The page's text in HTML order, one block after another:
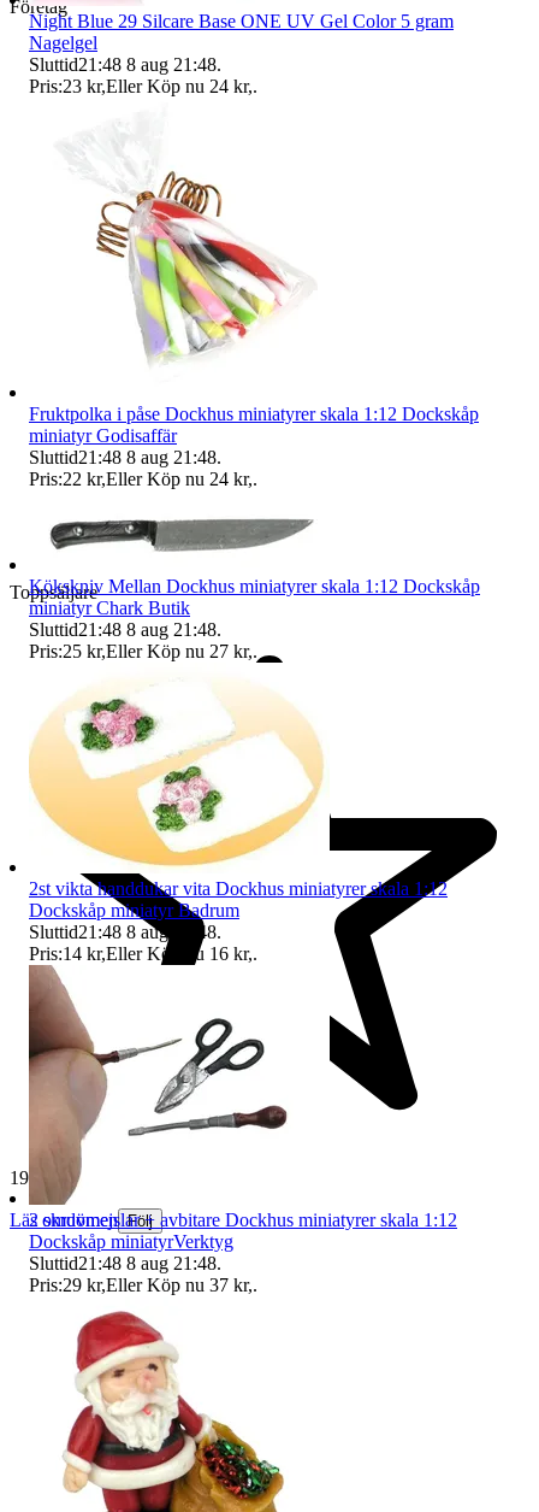
Företag
Toppsäljare
19 269 omdömen
Läs omdömen Följ
Night Blue 29 Silcare Base ONE UV Gel Color 5 gram
Nagelgel
Sluttid21:48 8 aug 21:48.
Pris:23 kr,Eller Köp nu 24 kr,.
Fruktpolka i påse Dockhus miniatyrer skala 1:12 Dockskåp
miniatyr Godisaffär
Sluttid21:48 8 aug 21:48.
Pris:22 kr,Eller Köp nu 24 kr,.
Kökskniv Mellan Dockhus miniatyrer skala 1:12 Dockskåp
miniatyr Chark Butik
Sluttid21:48 8 aug 21:48.
Pris:25 kr,Eller Köp nu 27 kr,.
2st vikta handdukar vita Dockhus miniatyrer skala 1:12
Dockskåp miniatyr Badrum
Sluttid21:48 8 aug 21:48.
Pris:14 kr,Eller Köp nu 16 kr,.
2 skruvmejslar + avbitare Dockhus miniatyrer skala 1:12
Dockskåp miniatyrVerktyg
Sluttid21:48 8 aug 21:48.
Pris:29 kr,Eller Köp nu 37 kr,.